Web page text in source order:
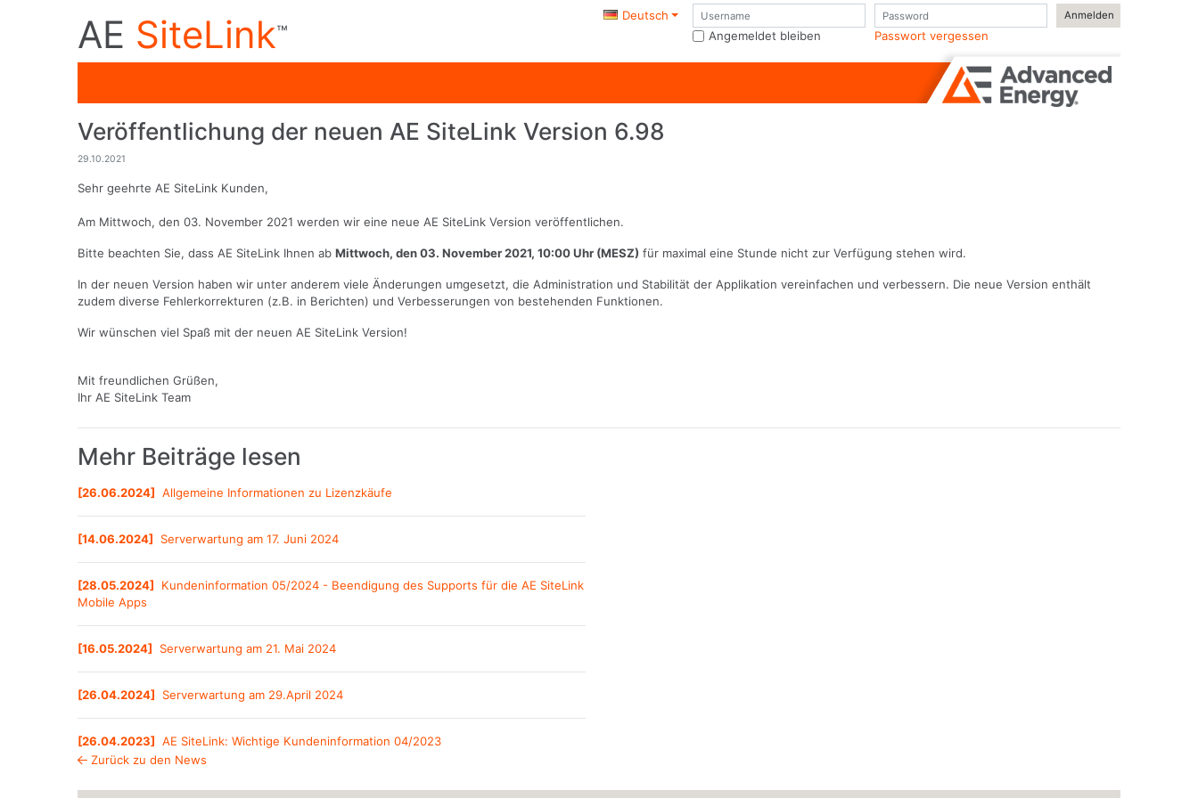
AE SiteLink™
Deutsch Benutzername
Passwort
Angemeldet bleiben
Passwort vergessen
Veröffentlichung der neuen AE SiteLink Version 6.98
29.10.2021
Sehr geehrte AE SiteLink Kunden,
Am Mittwoch, den 03. November 2021 werden wir eine neue AE SiteLink Version veröffentlichen.
Bitte beachten Sie, dass AE SiteLink Ihnen ab Mittwoch, den 03. November 2021, 10:00 Uhr (MESZ) für maximal eine Stunde nicht zur Verfügung stehen wird.
In der neuen Version haben wir unter anderem viele Änderungen umgesetzt, die Administration und Stabilität der Applikation vereinfachen und verbessern. Die neue Version enthält
zudem diverse Fehlerkorrekturen (z.B. in Berichten) und Verbesserungen von bestehenden Funktionen.
Wir wünschen viel Spaß mit der neuen AE SiteLink Version!
Mit freundlichen Grüßen,
Ihr AE SiteLink Team
Mehr Beiträge lesen
[26.06.2024] Allgemeine Informationen zu Lizenzkäufe
[14.06.2024] Serverwartung am 17. Juni 2024
[28.05.2024]
Kundeninformation 05/2024 - Beendigung des Supports für die AE SiteLink
Mobile Apps
[16.05.2024] Serverwartung am 21. Mai 2024
[26.04.2024] Serverwartung am 29.April 2024
[26.04.2023] AE SiteLink: Wichtige Kundeninformation 04/2023
[30.03.2023] Kundeninformation 03/2023 - Beendigung des Supports für bestimmte
Zurück zu den News